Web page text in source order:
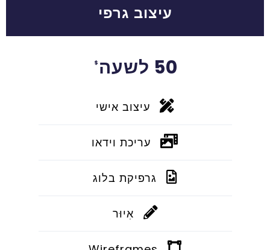
עיצוב גרפי
$ 50 לשעה
עיצוב אישי
עריכת וידאו
גרפיקת בלוג
אִיוּר